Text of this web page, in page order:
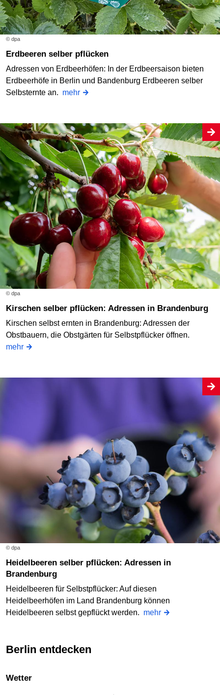
© dpa
Erdbeeren selber pflücken
Adressen von Erdbeerhöfen: In der Erdbeersaison bieten
Erdbeerhöfe in Berlin und Bandenburg Erdbeeren selber
Selbsternte an. mehr
© dpa
Kirschen selber pflücken: Adressen in Brandenburg
Kirschen selbst ernten in Brandenburg: Adressen der
Obstbauern, die Obstgärten für Selbstpflücker öffnen.
mehr
© dpa
Heidelbeeren selber pflücken: Adressen in
Brandenburg
Heidelbeeren für Selbstpflücker: Auf diesen
Heidelbeerhöfen im Land Brandenburg können
Heidelbeeren selbst gepflückt werden. mehr
Berlin entdecken
Wetter